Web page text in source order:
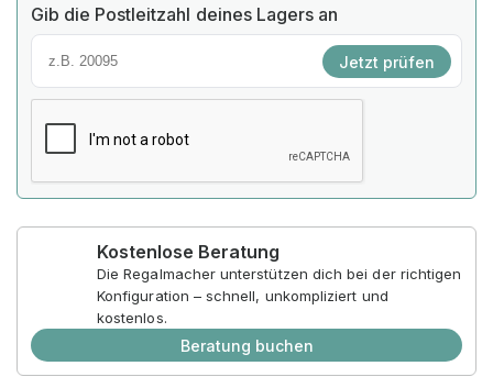
Gib die Postleitzahl deines Lagers an
Jetzt prüfen
Kostenlose Beratung
Die Regalmacher unterstützen dich bei der richtigen
Konfiguration – schnell, unkompliziert und
kostenlos.
Beratung buchen